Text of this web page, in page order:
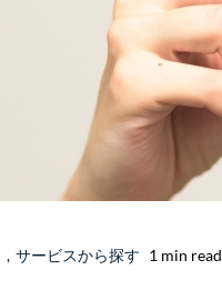
, サービスから探す 1 min read